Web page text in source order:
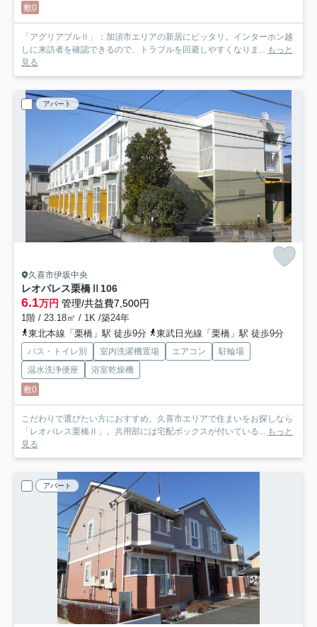
敷0
「アグリアブルⅡ」：加須市エリアの新居にピッタリ。インターホン越
しに来訪者を確認できるので、トラブルを回避しやすくなりま...
もっと
見る
アパート
久喜市伊坂中央
レオパレス栗橋Ⅱ 106
6.1万円 管理/共益費7,500円
1階 / 23.18㎡ / 1K /築24年
東北本線「栗橋」駅 徒歩9分
東武日光線「栗橋」駅 徒歩9分
バス・トイレ別 室内洗濯機置場 エアコン
駐輪場
温水洗浄便座
浴室乾燥機
敷0
こだわりで選びたい方におすすめ。久喜市エリアで住まいをお探しなら
「レオパレス栗橋Ⅱ」。共用部には宅配ボックスが付いている...
もっと
見る
アパート